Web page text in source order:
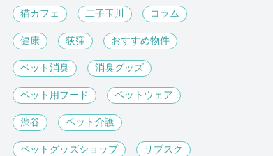
猫カフェ 二子玉川 コラム
健康 荻窪 おすすめ物件
ペット消臭 消臭グッズ
ペット用フード ペットウェア
渋谷 ペット介護
ペットグッズショップ サブスク